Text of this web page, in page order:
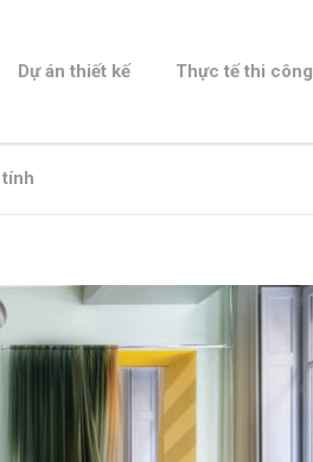
Dự án thiết kế Thực tế thi công